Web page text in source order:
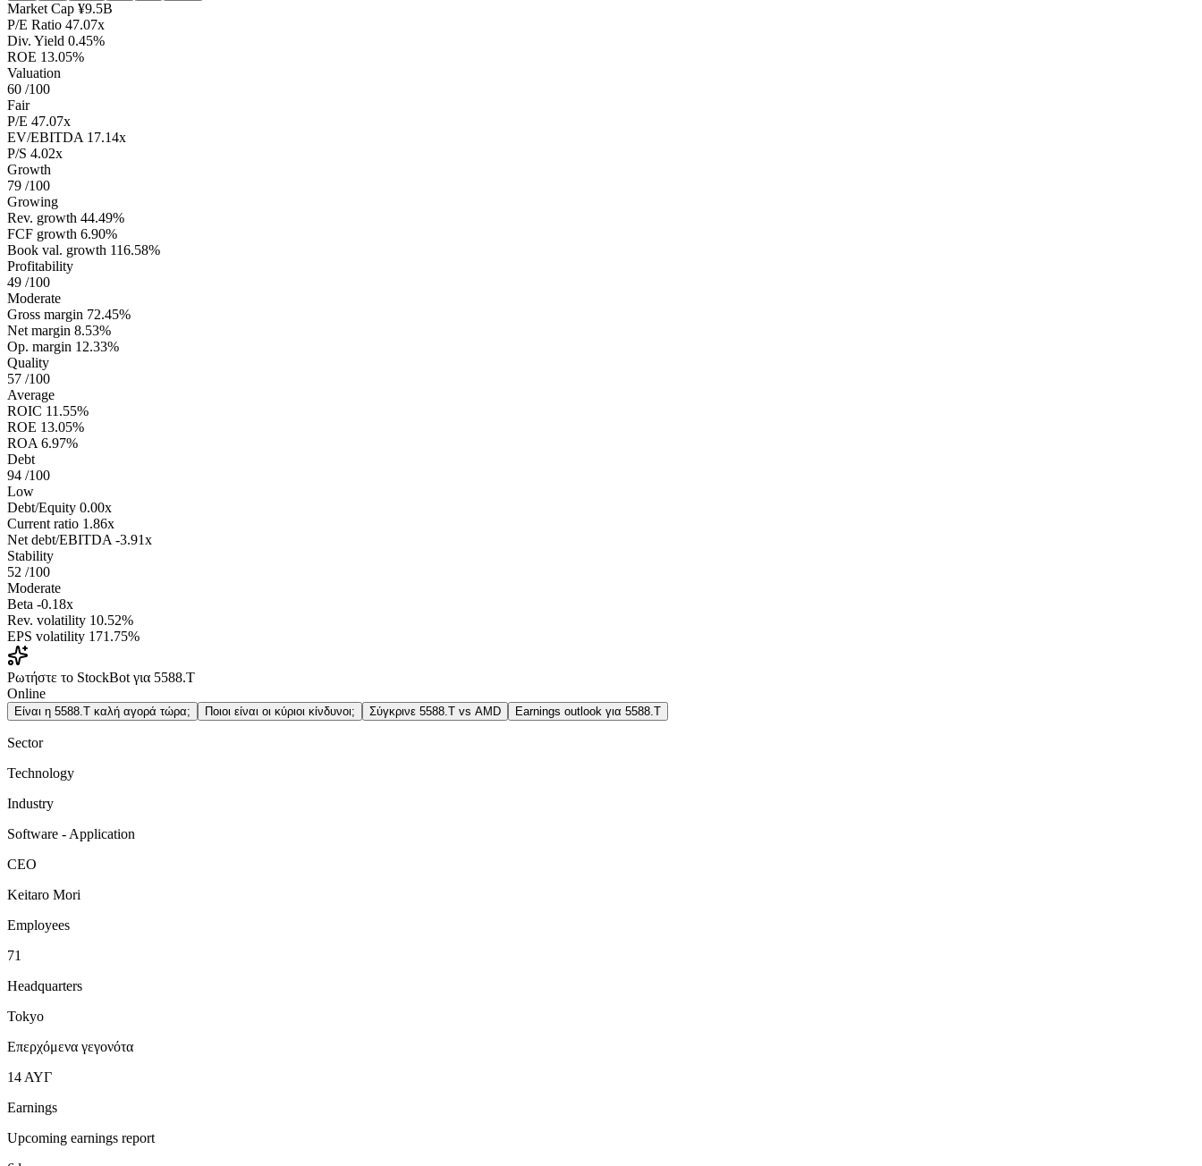
Market Cap ¥9.5B
P/E Ratio 47.07x
Div. Yield 0.45%
ROE 13.05%
Valuation
60 /100
Fair
P/E 47.07x
EV/EBITDA 17.14x
P/S 4.02x
Growth
79 /100
Growing
Rev. growth 44.49%
FCF growth 6.90%
Book val. growth 116.58%
Profitability
49 /100
Moderate
Gross margin 72.45%
Net margin 8.53%
Op. margin 12.33%
Quality
57 /100
Average
ROIC 11.55%
ROE 13.05%
ROA 6.97%
Debt
94 /100
Low
Debt/Equity 0.00x
Current ratio 1.86x
Net debt/EBITDA -3.91x
Stability
52 /100
Moderate
Beta -0.18x
Rev. volatility 10.52%
EPS volatility 171.75%
Ρωτήστε το StockBot για 5588.T
Online
Είναι η 5588.T καλή αγορά τώρα; Ποιοι είναι οι κύριοι κίνδυνοι; Σύγκρινε 5588.T vs AMD Earnings outlook για 5588.T
Sector
Technology
Industry
Software - Application
CEO
Keitaro Mori
Employees
71
Headquarters
Tokyo
Επερχόμενα γεγονότα
14 ΑΥΓ
Earnings
Upcoming earnings report